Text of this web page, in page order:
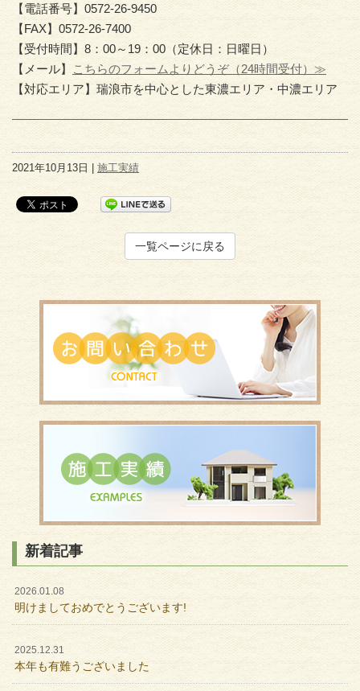
【電話番号】0572-26-9450
【FAX】0572-26-7400
【受付時間】8：00～19：00（定休日：日曜日）
【メール】 こちらのフォームよりどうぞ（24時間受付）≫
【対応エリア】瑞浪市を中心とした東濃エリア・中濃エリア
2021年10月13日 | 施工実績
一覧ページに戻る
新着記事
2026.01.08
明けましておめでとうございます!
2025.12.31
本年も有難うございました